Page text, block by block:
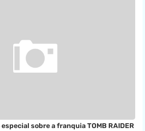
sobre a franquia TOMB RAIDER